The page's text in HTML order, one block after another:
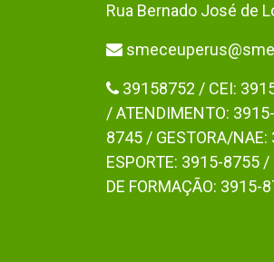
Rua Bernado José de
39158752 / CEI:
/ ATENDIMENTO:
8745 / GESTORA/
ESPORTE: 3915-8755
DE FORMAÇÃO: 3915-